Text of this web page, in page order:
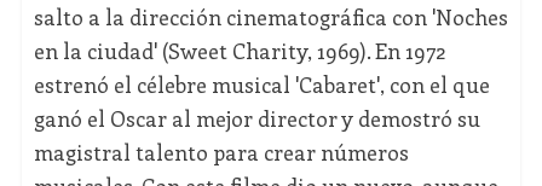
salto a la dirección cinematográfica con 'Noches
en la ciudad' (Sweet Charity, 1969). En 1972
estrenó el célebre musical 'Cabaret', con el que
ganó el Oscar al mejor director y demostró su
magistral talento para crear números